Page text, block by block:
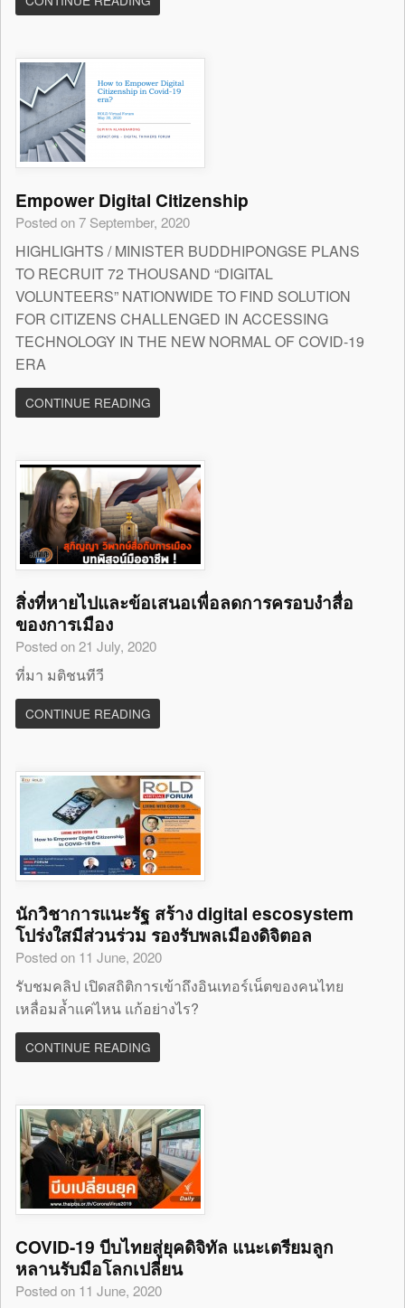
Empower Digital Citizenship
Posted on 7 September, 2020
HIGHLIGHTS / MINISTER BUDDHIPONGSE PLANS
TO RECRUIT 72 THOUSAND “DIGITAL
VOLUNTEERS” NATIONWIDE TO FIND SOLUTION
FOR CITIZENS CHALLENGED IN ACCESSING
TECHNOLOGY IN THE NEW NORMAL OF COVID-19
ERA
CONTINUE READING
สิ่งที่หายไปและข้อเสนอเพื่อลดการครอบงำสื่อ
ของการเมือง
Posted on 21 July, 2020
ที่มา มติชนทีวี
CONTINUE READING
นักวิชาการแนะรัฐ สร้าง digital escosystem
โปร่งใสมีส่วนร่วม รองรับพลเมืองดิจิตอล
Posted on 11 June, 2020
รับชมคลิป เปิดสถิติการเข้าถึงอินเทอร์เน็ตของคนไทย
เหลื่อมล้ำแค่ไหน แก้อย่างไร?
CONTINUE READING
COVID-19 บีบไทยสู่ยุคดิจิทัล แนะเตรียมลูก
หลานรับมือโลกเปลี่ยน
Posted on 11 June, 2020